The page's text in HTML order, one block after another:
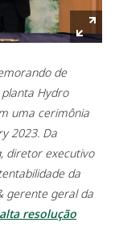
de
Hydro
uma cerimônia
2023. Da
diretor executivo
da
gerente geral da
resolução